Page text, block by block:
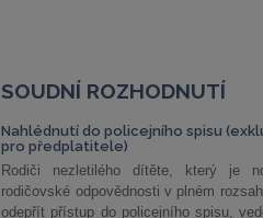
SOUDNÍ ROZHODNUTÍ
Nahlédnutí do policejního spisu
pro předplatitele)
Rodiči nezletilého dítěte, který je
rodičovské odpovědnosti v plném
odepřít přístup do policejního spisu,